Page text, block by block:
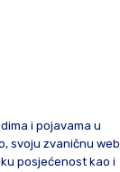
i pojavama u
svoju zvaničnu web
posjećenost kao i